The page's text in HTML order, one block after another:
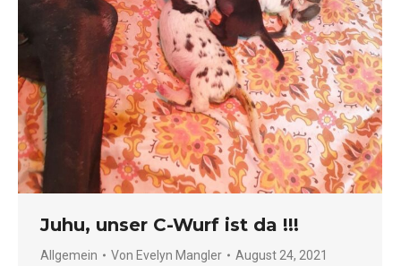
Juhu, unser C-Wurf ist da !!!
Allgemein Von Evelyn Mangler August 24, 2021